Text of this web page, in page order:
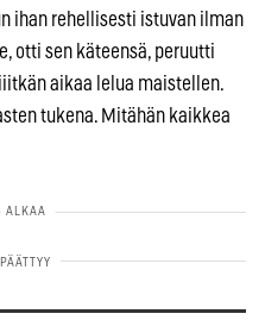
ihan rehellisesti istuvan ilman
otti sen käteensä, peruutti
aikaa lelua maistellen.
tukena. Mitähän kaikkea